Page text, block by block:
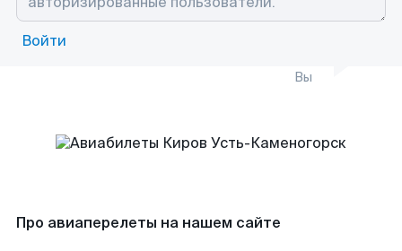
Войти
Вы
Про авиаперелеты на нашем сайте